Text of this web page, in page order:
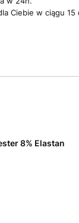
Ciebie w ciągu 15
8% Elastan